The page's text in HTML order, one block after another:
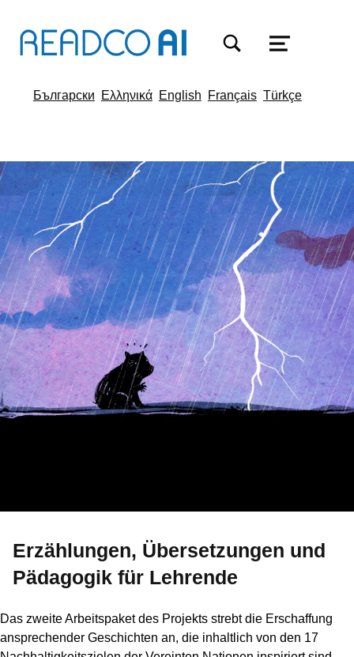
MODALFELD FÜR SUCHFORMULAR EIN-/
MENÜ
Български Ελληνικά English Français Türkçe
Erzählungen, Übersetzungen und
Pädagogik für Lehrende
Das zweite Arbeitspaket des Projekts strebt die Erschaffung
ansprechender Geschichten an, die inhaltlich von den 17